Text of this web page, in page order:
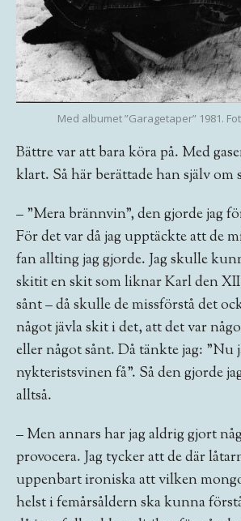
Med albumet ”Garagetaper” 1981.
Bättre var att bara köra på. Med
klart. Så här berättade han själv om
– ”Mera brännvin”, den gjorde jag
För det var då jag upptäckte att de
fan allting jag gjorde. Jag skulle
skitit en skit som liknar Karl den
sånt – då skulle de missförstå det
något jävla skit i det, att det var
eller något sånt. Då tänkte jag: ”Nu
nykteristsvinen få”. Så den gjorde
alltså.
– Men annars har jag aldrig gjort
provocera. Jag tycker att de där
uppenbart ironiska att vilken
helst i femårsåldern ska kunna